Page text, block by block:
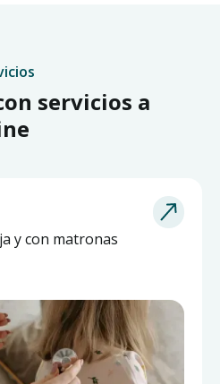
servicios a
y con matronas